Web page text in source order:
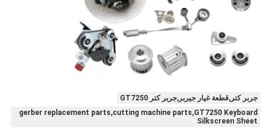
جربر كتر,قطعة غيار جيربر,جربر كتر GT7250
gerber replacement parts,cutting machine parts,GT7250 Keyboard
Silkscreen Sheet